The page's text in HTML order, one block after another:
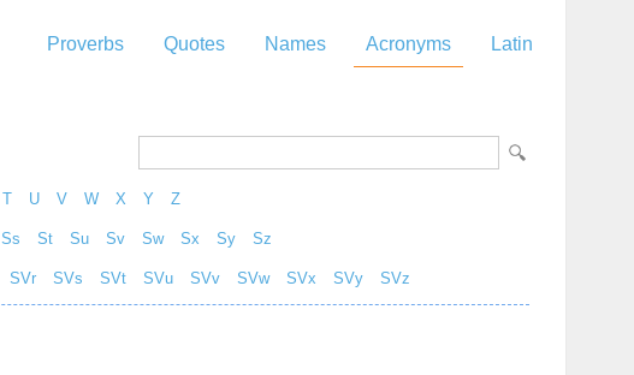
Proverbs Quotes Names Acronyms Latin
T U V W X Y Z
Ss St Su Sv Sw Sx Sy Sz
SVr SVs SVt SVu SVv SVw SVx SVy SVz